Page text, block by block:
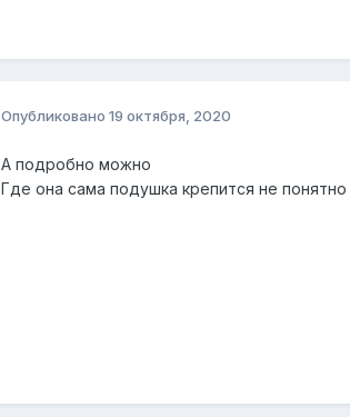
Опубликовано 19 октября, 2020
А подробно можно
Где она сама подушка крепится не понятно